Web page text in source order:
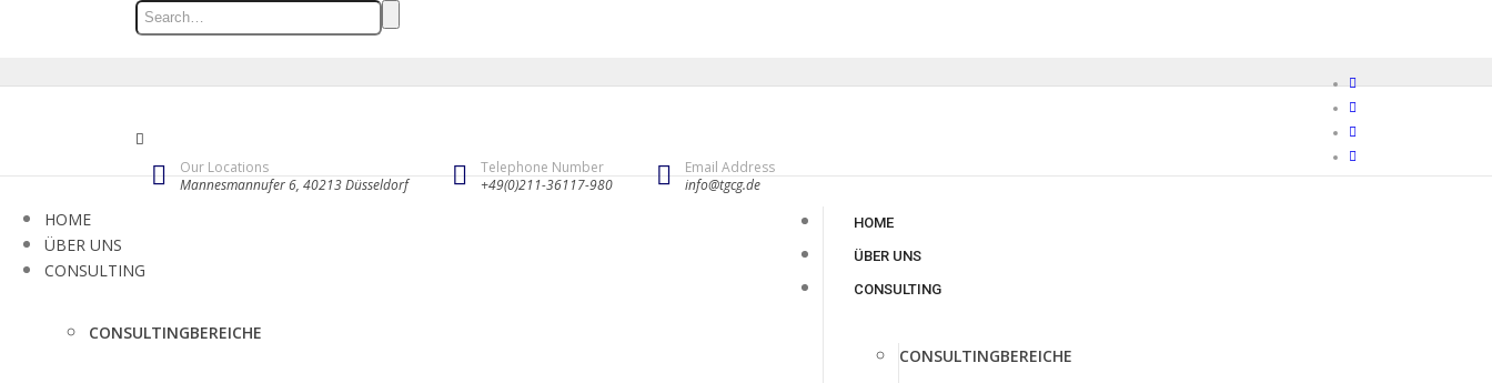
Our Locations
Mannesmannufer 6, 40213 Düsseldorf
Telephone Number
+49(0)211-36117-980
Email Address
info@tgcg.de
HOME
ÜBER UNS
CONSULTING
CONSULTINGBEREICHE
HOME
ÜBER UNS
CONSULTING
CONSULTINGBEREICHE